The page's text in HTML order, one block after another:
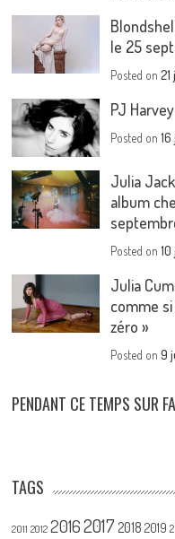
le 25
Posted on
PJ
Posted on
Julia
album
Posted on
Julia
comme
zéro »
Posted on9
PENDANT CE TEMPS SUR
TAGS
2011 2012 20162017 2018 2019